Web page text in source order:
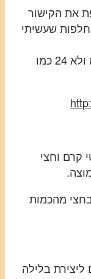
את הקישור
שעשיתי
קודם כל השתמשתי פה בתבנית 26 ס”מ ולא 24 כמו
קרם וחצי
מהכמות
בלילה